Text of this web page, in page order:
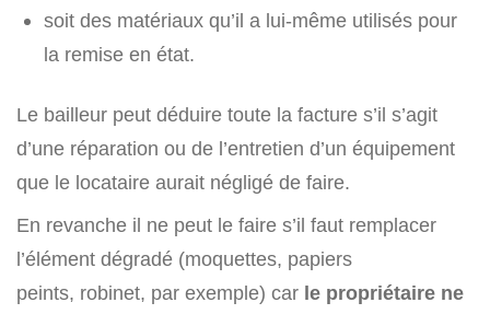
soit des matériaux qu’il a lui-même utilisés pour
la remise en état.
Le bailleur peut déduire toute la facture s’il s’agit
d’une réparation ou de l’entretien d’un équipement
que le locataire aurait négligé de faire.
En revanche il ne peut le faire s’il faut remplacer
l’élément dégradé (moquettes, papiers
peints, robinet, par exemple) car le propriétaire ne